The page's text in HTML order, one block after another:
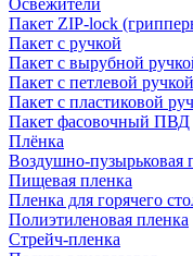
Освежители
Пакет ZIP-lock
Пакет с ручкой
Пакет с вырубной
Пакет с петлевой ручкой
Пакет с пластиковой
Пакет фасовочный ПВД
Плёнка
Воздушно-пузырьковая
Пищевая пленка
Пленка для горячего
Полиэтиленовая пленка
Стрейч-пленка